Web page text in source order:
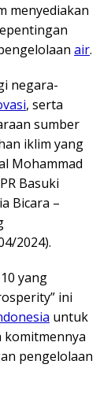
menyediakan
air.
negara-
, serta
sumber
iklim yang
Mohammad
Basuki
Bicara –
2024).
yang
ini
untuk
komitmennya
pengelolaan